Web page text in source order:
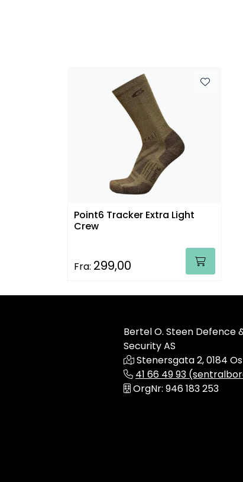
Point6 Tracker Extra Light
Crew
Fra: 299,00
Bertel O. Steen Defence
Security AS
Stenersgata 2, 0184
41 66 49 93
OrgNr: 946 183 253